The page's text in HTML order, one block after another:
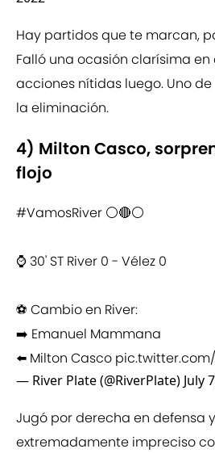
Hay partidos que te marcan,
Falló una ocasión clarísima
acciones nítidas luego. Uno
la eliminación.
4) Milton Casco,
flojo
#VamosRiver ⚪️🔴⚪️
⌚️ 30' ST River 0 - Vélez 0
⚽️ Cambio en River:
➡️ Emanuel Mammana
⬅️ Milton Casco pic.twitter.com/
— River Plate (@RiverPlate) July
Jugó por derecha en defensa
extremadamente impreciso